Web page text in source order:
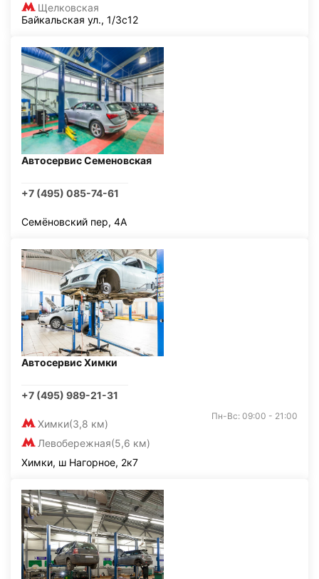
Щелковская
Байкальская ул., 1/3с12
Автосервис Семеновская
+7 (495) 085-74-61
Семёновский пер, 4А
Автосервис Химки
+7 (495) 989-21-31
Химки(3,8 км)
Левобережная(5,6 км)
Пн-Вс: 09:00 - 21:00
Химки, ш Нагорное, 2к7